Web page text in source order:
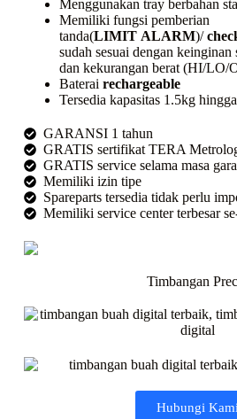
Menggunakan tray berbahan
Memiliki fungsi pemberian
tanda(LIMIT ALARM)/
sudah sesuai dengan keinginan
dan kekurangan berat (HI/LO/
Baterai rechargeable
Tersedia kapasitas 1.5kg
GARANSI 1 tahun
GRATIS sertifikat TERA
GRATIS service selama masa
Memiliki izin tipe
Spareparts tersedia tidak perlu
Memiliki service center terbesar
Timbangan
Hubungi Kami